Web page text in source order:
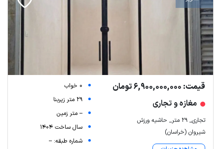
قیمت: 6,900,000,000 تومان
مغازه و تجاری
تجاری_ ۲۹ متر_ حاشیه ورزش
شیروان (خراسان)
0 خواب
29 متر زیربنا
-- متر زمین
سال ساخت 1404
شماره طبقه: --